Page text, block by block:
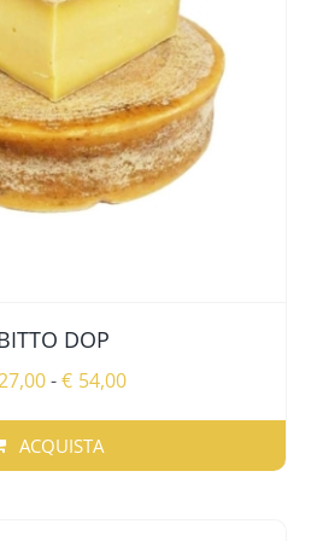
DOP
- € 54,00Fascia
da
ACQUISTA